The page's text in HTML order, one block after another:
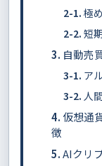
極
短
自動売
ア
人
仮想通
徴
AIクリ